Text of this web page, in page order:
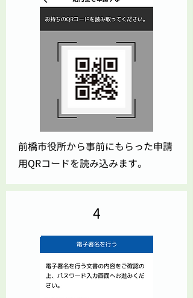
前橋市役所から事前にもらった​申請
用QRコードを読み込みます。
4